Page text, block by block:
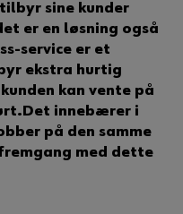
sine kunder
er en løsning også
service er et
ekstra hurtig
kan vente på
Det innebærer i
på den samme
med dette